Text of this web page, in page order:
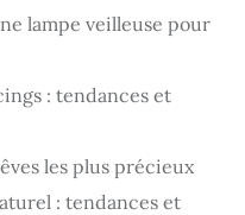
lampe veilleuse pour
: tendances et
les plus précieux
: tendances et